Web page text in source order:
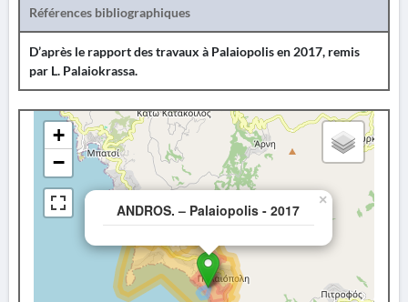
Références bibliographiques
D’après le rapport des travaux à Palaiopolis en 2017, remis
par L. Palaiokrassa.
ANDROS. – Palaiopolis - 2017
×
+
−